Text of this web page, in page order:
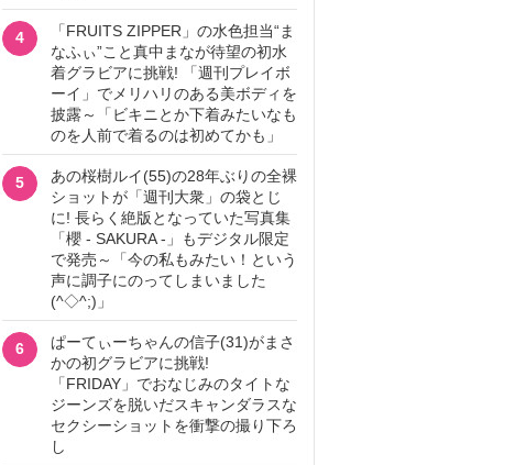
4
「FRUITS ZIPPER」の水色担当“ま
なふぃ”こと真中まなが待望の初水
着グラビアに挑戦! 「週刊プレイボ
ーイ」でメリハリのある美ボディを
披露～「ビキニとか下着みたいなも
のを人前で着るのは初めてかも」
5
あの桜樹ルイ(55)の28年ぶりの全裸
ショットが「週刊大衆」の袋とじ
に! 長らく絶版となっていた写真集
「櫻 - SAKURA -」もデジタル限定
で発売～「今の私もみたい！という
声に調子にのってしまいました
(^◇^;)」
6
ぱーてぃーちゃんの信子(31)がまさ
かの初グラビアに挑戦!
「FRIDAY」でおなじみのタイトな
ジーンズを脱いだスキャンダラスな
セクシーショットを衝撃の撮り下ろ
し